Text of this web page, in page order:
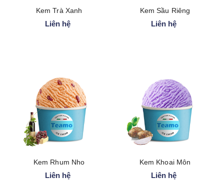
Kem Trà Xanh
Liên hệ
Kem Sầu Riêng
Liên hệ
Kem Rhum Nho
Liên hệ
Kem Khoai Môn
Liên hệ